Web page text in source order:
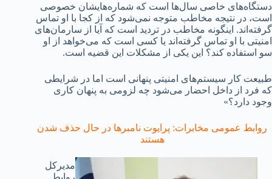
دستگاه‌های خاصی سال‌ها است که شماره‌هایشان خصوصی
است، در نتیجه مخاطب متوجه نمی‌شود که از کجا با او تماس
گرفته‌اند. اینگونه مخاطب در تردید است که آیا از سارمان‌های
امنیتی با او تماس گرفته‌اند یا کسی است که می‌خواهد از او
سو استفاده کند؟ این یکی از مشکلات این قضیه است.
طبیعت کار سیستم‌های امنیتی پنهانی است اما در شرایطی
که فرد از داخل احضار می‌شود چه لزومی به پنهان کاری
وجود دارد؟»
روابط عمومی مخابرات: پرایوت نامبرها در حال حذف شدن
هستند
مدیرکل
روابط